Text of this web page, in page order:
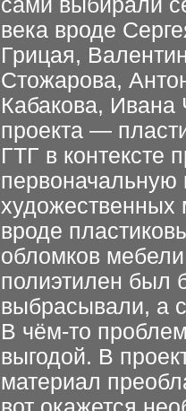
сами выбирали
века вроде
Грицая,
Стожарова,
Кабакова, Ивана
проекта —
ГТГ в контексте
первоначальную
художественных
вроде
обломков
полиэтилен был
выбрасывали, а
В чём-то
выгодой. В
материал